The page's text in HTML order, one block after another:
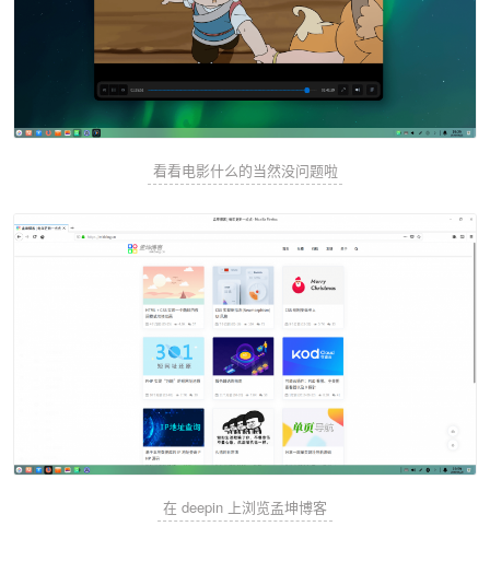
看看电影什么的当然没问题啦
在 deepin 上浏览孟坤博客